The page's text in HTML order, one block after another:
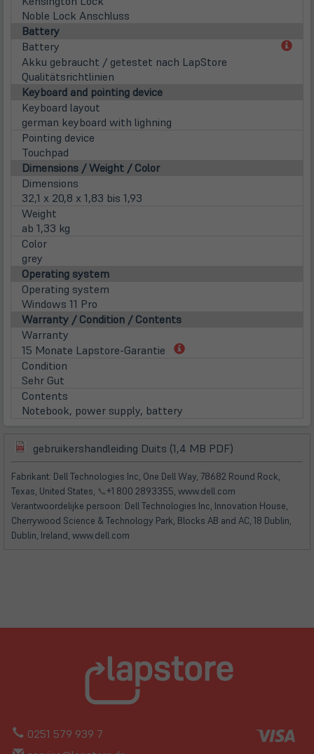
Noble Lock Anschluss
Battery
Battery
Akku gebraucht / getestet nach LapStore
Qualitätsrichtlinien
Keyboard and pointing device
Keyboard layout
german keyboard with lighning
Pointing device
Touchpad
Dimensions / Weight / Color
Dimensions
32,1 x 20,8 x 1,83 bis 1,93
Weight
ab 1,33 kg
Color
grey
Operating system
Operating system
Windows 11 Pro
Warranty / Condition / Contents
Warranty
15 Monate Lapstore-Garantie
(öffnet
Condition
Sehr Gut
Contents
Notebook, power supply, battery
(öffnet
in
neuem
Tab)
gebruikershandleiding Duits (1,4 MB PDF)
in
neuem
Tab)
Fabrikant: Dell Technologies Inc, One Dell Way, 78682 Round Rock,
Texas, United States, 📞+1 800 2893355, www.dell.com
Verantwoordelijke persoon: Dell Technologies Inc, Innovation House,
Cherrywood Science & Technology Park, Blocks AB and AC, 18 Dublin,
Dublin, Ireland, www.dell.com
0251 579 939 7